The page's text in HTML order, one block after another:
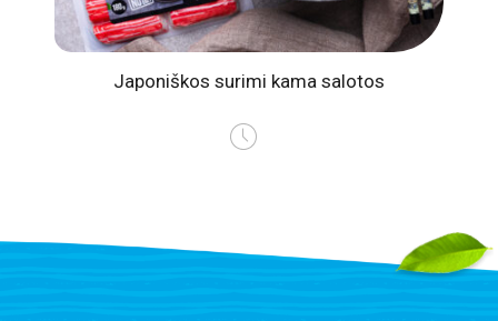
Japoniškos surimi kama salotos